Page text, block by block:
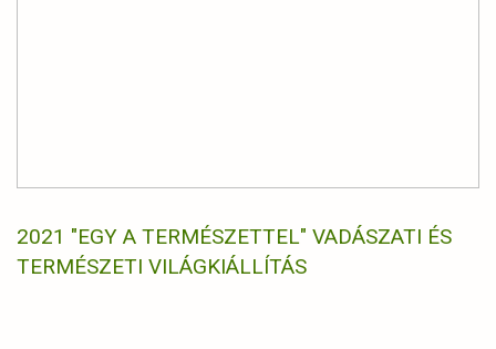
2021 "EGY A TERMÉSZETTEL" VADÁSZATI ÉS
TERMÉSZETI VILÁGKIÁLLÍTÁS